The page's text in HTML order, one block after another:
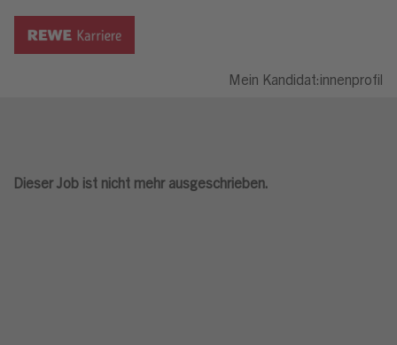
Mein Kandidat:innenprofil
Dieser Job ist nicht mehr ausgeschrieben.